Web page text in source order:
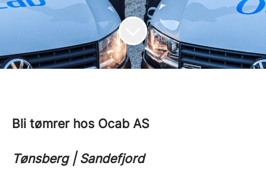
Bli tømrer hos Ocab AS
Tønsberg | Sandefjord